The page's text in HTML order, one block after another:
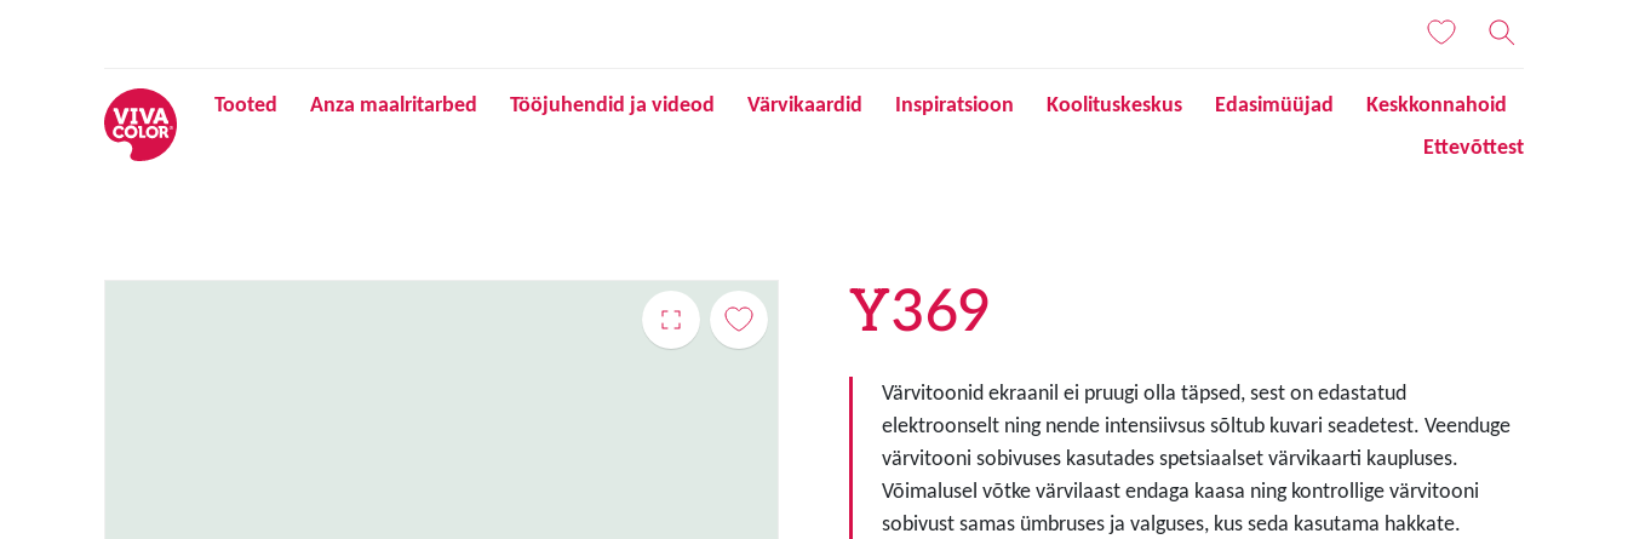
Tooted Anza maalritarbed Tööjuhendid ja videod Värvikaardid Inspiratsioon Koolituskeskus Edasimüüjad
Keskkonnahoid
Ettevõttest
Y369
Värvitoonid ekraanil ei pruugi olla täpsed, sest on edastatud
elektroonselt ning nende intensiivsus sõltub kuvari seadetest. Veenduge
värvitooni sobivuses kasutades spetsiaalset värvikaarti kaupluses.
Võimalusel võtke värvilaast endaga kaasa ning kontrollige värvitooni
sobivust samas ümbruses ja valguses, kus seda kasutama hakkate.